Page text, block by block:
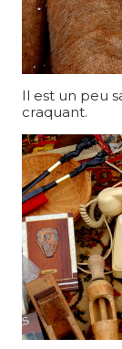
Il est un peu
craquant.